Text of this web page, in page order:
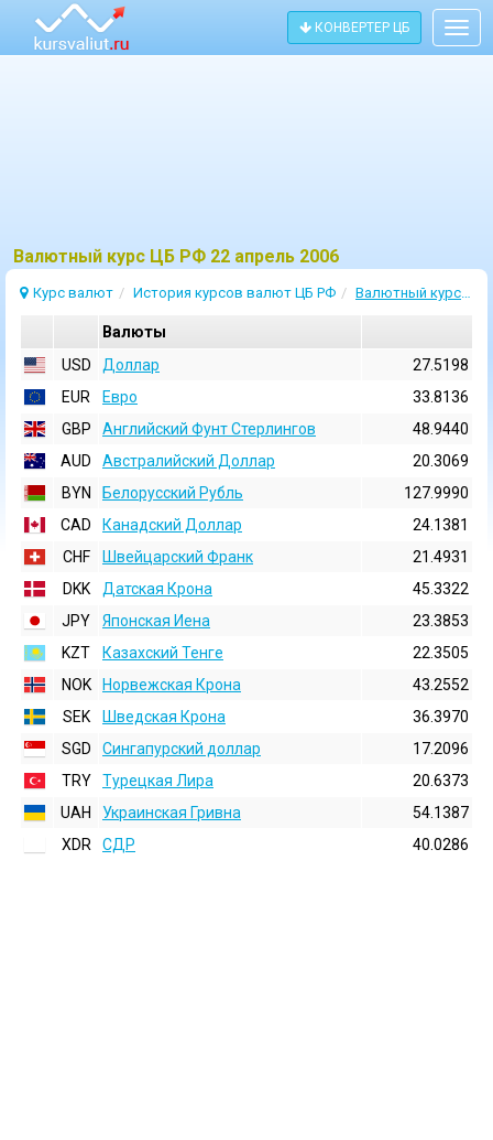
КОНВЕРТЕР ЦБ
Bалютный курс ЦБ РФ 22 апрель 2006
Курс валют История курсов валют ЦБ РФ Валютный курс 22 Апрель 2006
Валюты
USD
Доллар
27.5198
EUR
Евро
33.8136
GBP
Английский Фунт Стерлингов
48.9440
AUD
Австралийский Доллар
20.3069
BYN
Белорусский Рубль
127.9990
CAD
Канадский Доллар
24.1381
CHF
Швейцарский Франк
21.4931
DKK
Датская Крона
45.3322
JPY
Японская Иена
23.3853
KZT
Казахский Тенге
22.3505
NOK
Норвежская Крона
43.2552
SEK
Шведская Крона
36.3970
SGD
Сингапурский доллар
17.2096
TRY
Турецкая Лира
20.6373
UAH
Украинская Гривна
54.1387
XDR
СДР 40.0286